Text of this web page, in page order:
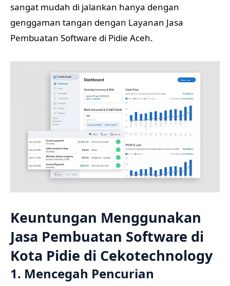
sangat mudah di jalankan hanya dengan
genggaman tangan dengan Layanan Jasa
Pembuatan Software di Pidie Aceh.
Keuntungan Menggunakan
Jasa Pembuatan Software di
Kota Pidie di Cekotechnology
1. Mencegah Pencurian